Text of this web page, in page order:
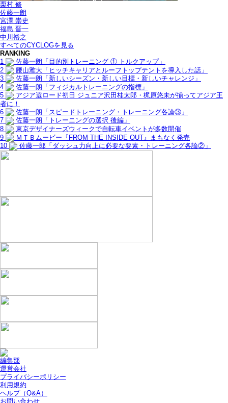
栗村 修
佐藤一朗
宮澤 崇史
福島 晋一
中川裕之
すべてのCYCLOGを見る
RANKING
1
佐藤一朗「目的別トレーニング ① トルクアップ」
2
腰山雅大「ヒッチキャリアとルーフトップテントを導入した話」
3
佐藤一朗「新しいシーズン・新しい目標・新しいチャレンジ」
4
佐藤一朗「フィジカルトレーニングの指標」
5
アジア選ロード初日 ジュニア沢田桂太郎・梶原悠未が揃ってアジア王
者に！
6
佐藤一朗「スピードトレーニング・トレーニング各論③」
7
佐藤一朗「トレーニングの選択 後編」
8
東京デザイナーズウィークで自転車イベントが多数開催
9
ＭＴＢムービー『FROM THE INSIDE OUT』まもなく発売
10
佐藤一郎「ダッシュ力向上に必要な要素・トレーニング各論②」
編集部
運営会社
プライバシーポリシー
利用規約
ヘルプ（Q&A）
お問い合わせ